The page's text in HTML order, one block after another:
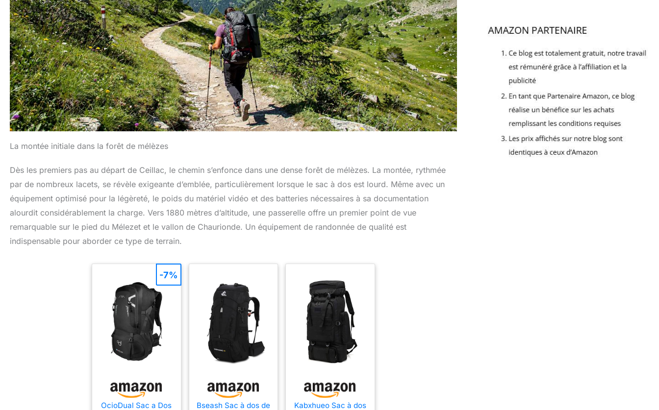
La montée initiale dans la forêt de mélèzes
Dès les premiers pas au départ de Ceillac, le chemin s’enfonce dans une dense forêt de mélèzes. La montée, rythmée
par de nombreux lacets, se révèle exigeante d’emblée, particulièrement lorsque le sac à dos est lourd. Même avec un
équipement optimisé pour la légèreté, le poids du matériel vidéo et des batteries nécessaires à sa documentation
alourdit considérablement la charge. Vers 1880 mètres d’altitude, une passerelle offre un premier point de vue
remarquable sur le pied du Mélezet et le vallon de Chaurionde. Un équipement de randonnée de qualité est
indispensable pour aborder ce type de terrain.
OcioDual Sac a Dos
-7%
Bseash Sac à dos de
Kabxhueo Sac à dos